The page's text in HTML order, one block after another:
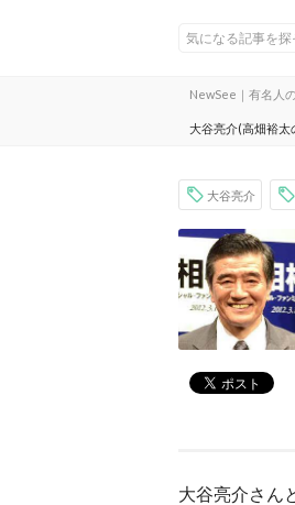
NewSee｜有名人
大谷亮介(高畑裕太
大谷亮介
大谷亮介さん